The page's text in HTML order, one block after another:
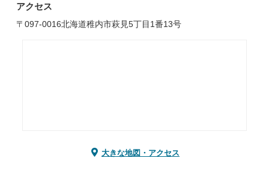
アクセス
〒097-0016北海道稚内市萩見5丁目1番13号
大きな地図・アクセス